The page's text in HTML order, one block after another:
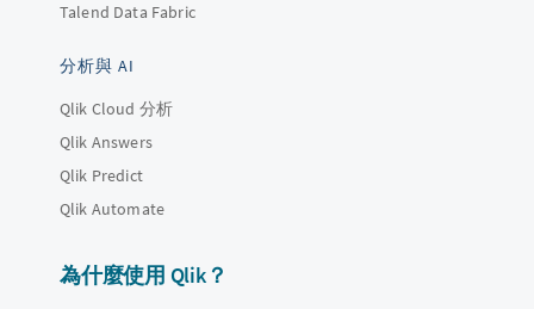
Talend Data Fabric
分析與 AI
Qlik Cloud 分析
Qlik Answers
Qlik Predict
Qlik Automate
為什麼使用 Qlik？